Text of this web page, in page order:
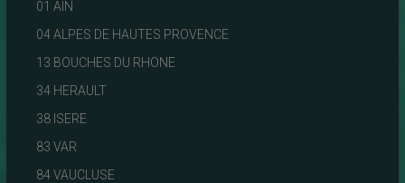
01 AIN
04 ALPES DE HAUTES PROVENCE
13 BOUCHES DU RHONE
34 HERAULT
38 ISERE
83 VAR
84 VAUCLUSE